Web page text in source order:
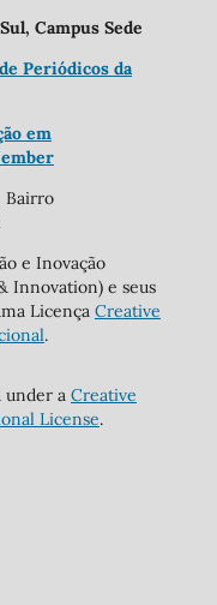
Campus Sede
Periódicos da
em
Bairro
e Inovação
Innovation) e seus
Licença Creative
.
under a Creative
License.